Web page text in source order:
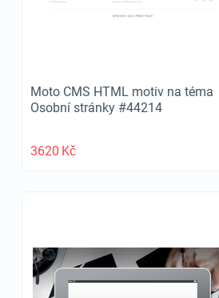
Moto CMS HTML motiv na téma
Osobní stránky #44214
3620 Kč